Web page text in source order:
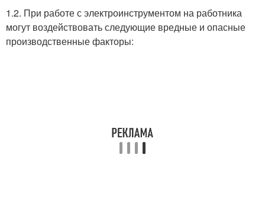
1.2. При работе с электроинструментом на работника
могут воздействовать следующие вредные и опасные
производственные факторы: